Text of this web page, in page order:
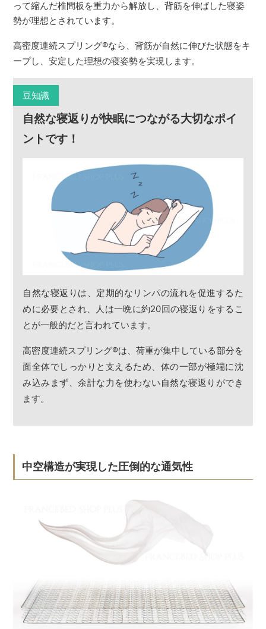
って縮んだ椎間板を重力から解放し、背筋を伸ばした寝姿
勢が理想とされています。
高密度連続スプリング®なら、背筋が自然に伸びた状態をキ
ープし、安定した理想の寝姿勢を実現します。
豆知識
自然な寝返りが快眠につながる大切なポイ
ントです！
自然な寝返りは、定期的なリンパの流れを促進するた
めに必要とされ、人は一晩に約20回の寝返りをするこ
とが一般的だと言われています。
高密度連続スプリング®は、荷重が集中している部分を
面全体でしっかりと支えるため、体の一部が極端に沈
み込みまず、余計な力を使わない自然な寝返りができ
ます。
中空構造が実現した圧倒的な通気性